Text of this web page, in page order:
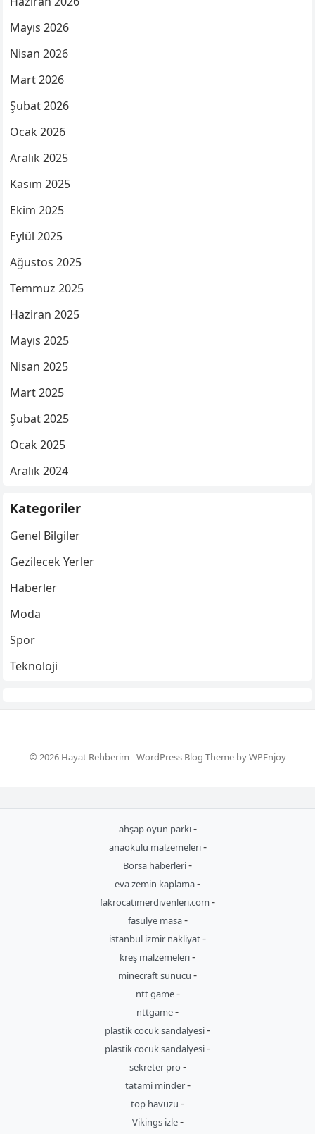
Mayıs 2026
Nisan 2026
Mart 2026
Şubat 2026
Ocak 2026
Aralık 2025
Kasım 2025
Ekim 2025
Eylül 2025
Ağustos 2025
Temmuz 2025
Haziran 2025
Mayıs 2025
Nisan 2025
Mart 2025
Şubat 2025
Ocak 2025
Aralık 2024
Kategoriler
Genel Bilgiler
Gezilecek Yerler
Haberler
Moda
Spor
Teknoloji
© 2026 Hayat Rehberim -WordPress Blog ThemebyWPEnjoy
ahşap oyun parkı-
anaokulu malzemeleri-
Borsa haberleri-
eva zemin kaplama-
fakrocatimerdivenleri.com -
fasulye masa-
istanbul izmir nakliyat-
kreş malzemeleri-
minecraft sunucu -
ntt game-
nttgame-
plastik cocuk sandalyesi-
plastik cocuk sandalyesi-
sekreter pro -
tatami minder-
top havuzu -
Vikings izle-